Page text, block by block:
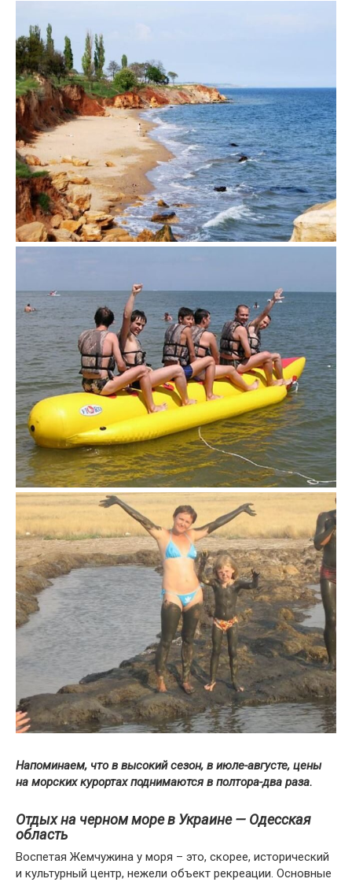
Напоминаем, что в высокий сезон, в июле-августе, цены
на морских курортах поднимаются в полтора-два раза.
Отдых на черном море в Украине — Одесская
область
Воспетая Жемчужина у моря – это, скорее, исторический
и культурный центр, нежели объект рекреации. Основные